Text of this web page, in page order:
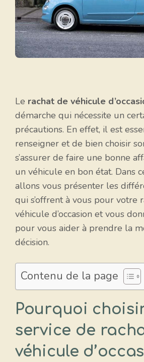
Le rachat de véhicule
démarche qui nécessite un
précautions. En effet, il est
renseigner et de bien choisir
s’assurer de faire une bonne
un véhicule en bon état. Dans
allons vous présenter les
qui s’offrent à vous pour votre
véhicule d’occasion et vous
pour vous aider à prendre la
décision.
Contenu de la page
Pourquoi
service de
véhicule